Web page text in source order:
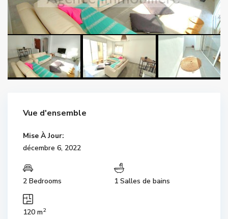
Vue d'ensemble
Mise À Jour:
décembre 6, 2022
2 Bedrooms 1 Salles de bains
120 m2